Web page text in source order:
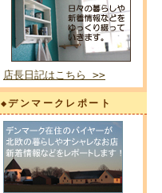
店長日記はこちら >>
◆デンマークレポート